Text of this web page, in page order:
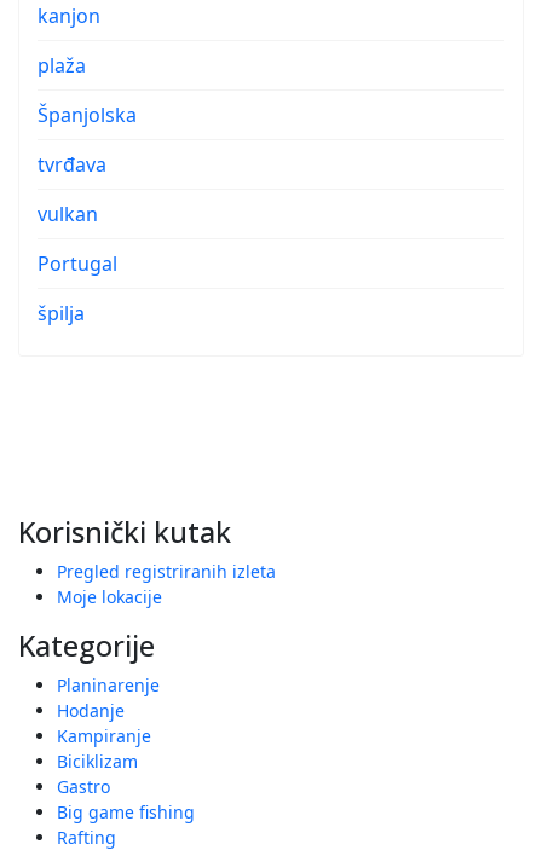
kanjon
plaža
Španjolska
tvrđava
vulkan
Portugal
špilja
Korisnički kutak
Pregled registriranih izleta
Moje lokacije
Kategorije
Planinarenje
Hodanje
Kampiranje
Biciklizam
Gastro
Big game fishing
Rafting